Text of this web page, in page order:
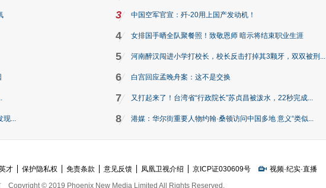
现...
3 中国空军官宣：歼-20用上国产发动机！
4 女排国手晒全队聚餐照！致敬恩师 暗示将结束职业生涯
5 河南醉汉闯进小学打校长，校长反击打掉其3颗牙，双双被刑...
6 白宫回应孟晚舟案：这不是交换
7 又打起来了！台湾省“行政院长”苏贞昌被泼水，22秒完成...
8 港媒：华尔街重要人物约翰·桑顿访问中国多地 意义“类似...
才 保护隐私权 免责条款 意见反馈 凤凰卫视介绍 京ICP证030609号 视频·纪实·直播
Copyright © 2019 Phoenix New Media Limited All Rights Reserved.